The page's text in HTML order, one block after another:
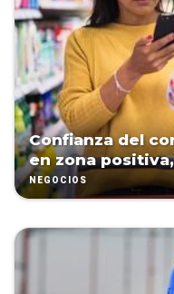
Confianza del
en zona
NEGOCIOS